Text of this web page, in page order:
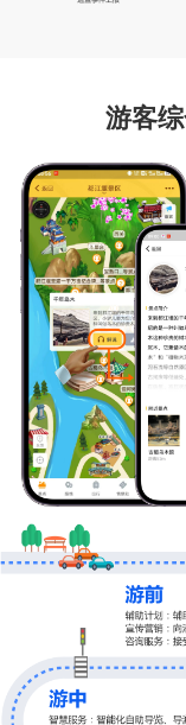
游客